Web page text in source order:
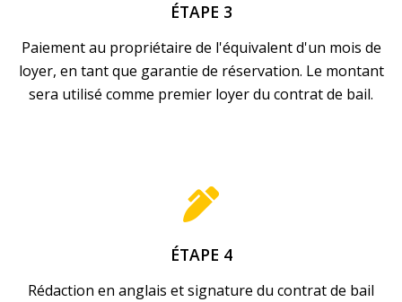
ÉTAPE 3
Paiement au propriétaire de l'équivalent d'un mois de
loyer, en tant que garantie de réservation. Le montant
sera utilisé comme premier loyer du contrat de bail.
ÉTAPE 4
Rédaction en anglais et signature du contrat de bail